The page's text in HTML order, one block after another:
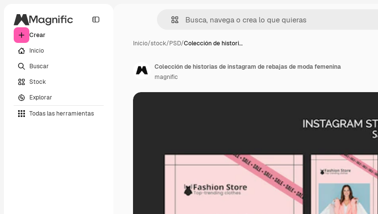
Crear
Inicio
Buscar
Stock
Explorar
Todas las herramientas
Inicio/stock/PSD/Colección de histori…
Colección de historias de instagram de rebajas de moda femenina
magnific